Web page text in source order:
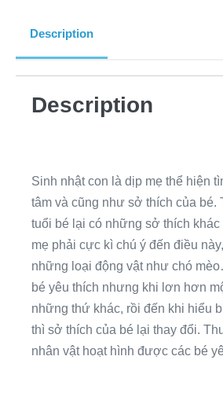
Description
Description
Sinh nhật con là dịp mẹ thể hiện
tâm và cũng như sở thích của bé.
tuổi bé lại có những sở thích
mẹ phải cực kì chú ý đến điều
những loại động vật như chó
bé yêu thích nhưng khi lơn hơn
những thứ khác, rồi đến khi hiểu
thì sở thích của bé lại thay đổi.
nhân vật hoạt hình được các bé